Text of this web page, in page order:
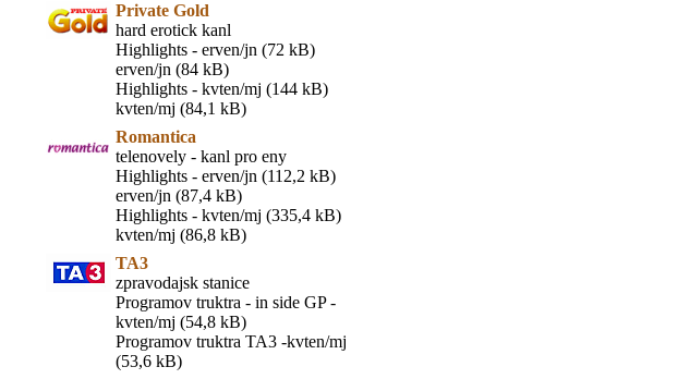
Private Gold
hard erotick kanl
Highlights - erven/jn (72 kB)
erven/jn (84 kB)
Highlights - kvten/mj (144 kB)
kvten/mj (84,1 kB)
Romantica
telenovely - kanl pro eny
Highlights - erven/jn (112,2 kB)
erven/jn (87,4 kB)
Highlights - kvten/mj (335,4 kB)
kvten/mj (86,8 kB)
TA3
zpravodajsk stanice
Programov truktra - in side GP -
kvten/mj (54,8 kB)
Programov truktra TA3 -kvten/mj
(53,6 kB)